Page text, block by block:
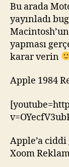
Bu arada
yayınladı
yapması
karar verin
Apple 1984
Apple’a
Xoom